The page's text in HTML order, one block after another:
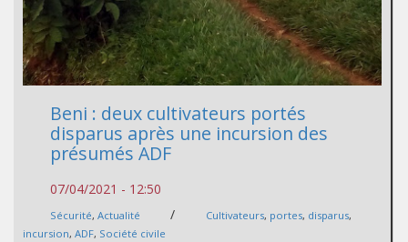
Beni : deux cultivateurs portés
disparus après une incursion des
présumés ADF
07/04/2021 - 12:50
Sécurité, Actualité / Cultivateurs, portes, disparus,
incursion, ADF, Société civile